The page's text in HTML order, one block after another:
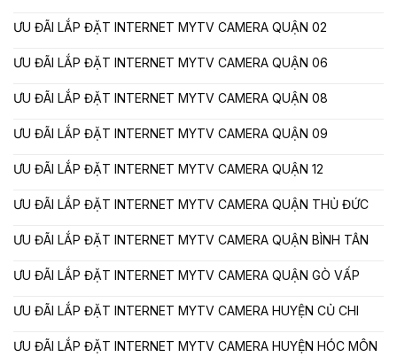
ƯU ĐÃI LẮP ĐẶT INTERNET MYTV CAMERA QUẬN 02
ƯU ĐÃI LẮP ĐẶT INTERNET MYTV CAMERA QUẬN 06
ƯU ĐÃI LẮP ĐẶT INTERNET MYTV CAMERA QUẬN 08
ƯU ĐÃI LẮP ĐẶT INTERNET MYTV CAMERA QUẬN 09
ƯU ĐÃI LẮP ĐẶT INTERNET MYTV CAMERA QUẬN 12
ƯU ĐÃI LẮP ĐẶT INTERNET MYTV CAMERA QUẬN THỦ ĐỨC
ƯU ĐÃI LẮP ĐẶT INTERNET MYTV CAMERA QUẬN BÌNH TÂN
ƯU ĐÃI LẮP ĐẶT INTERNET MYTV CAMERA QUẬN GÒ VẤP
ƯU ĐÃI LẮP ĐẶT INTERNET MYTV CAMERA HUYỆN CỦ CHI
ƯU ĐÃI LẮP ĐẶT INTERNET MYTV CAMERA HUYỆN HÓC MÔN